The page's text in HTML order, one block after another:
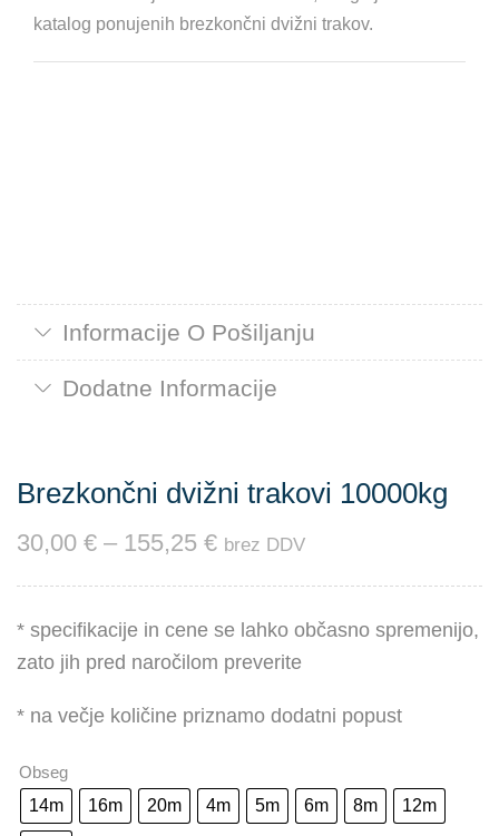
katalog ponujenih brezkončni dvižni trakov.
Informacije O Pošiljanju
Dodatne Informacije
Brezkončni dvižni trakovi 10000kg
30,00 € – 155,25 € brez DDV
* specifikacije in cene se lahko občasno spremenijo,
zato jih pred naročilom preverite
* na večje količine priznamo dodatni popust
Obseg
14m 16m 20m 4m 5m 6m 8m 12m